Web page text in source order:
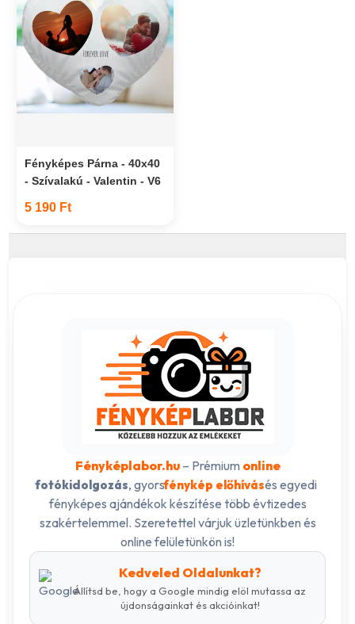
Fényképes Párna - 40x40
- Szívalakú - Valentin - V6
5 190 Ft
Fényképlabor.hu– Prémium online
fotókidolgozás, gyorsfénykép előhívásés egyedi
fényképes ajándékok készítése több évtizedes
szakértelemmel. Szeretettel várjuk üzletünkben és
online felületünkön is!
Kedveled Oldalunkat?
Állítsd be, hogy a Google mindig elöl mutassa az
újdonságainkat és akcióinkat!